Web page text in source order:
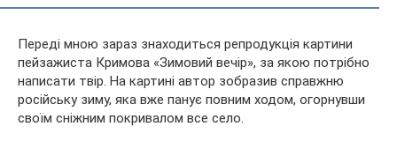
Переді мною зараз знаходиться репродукція картини
пейзажиста Кримова «Зимовий вечір», за якою потрібно
написати твір. На картині автор зобразив справжню
російську зиму, яка вже панує повним ходом, огорнувши
своїм сніжним покривалом все село.